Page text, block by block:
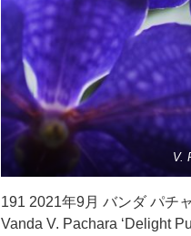
V.
191 2021年9月 バンダ パチ
Vanda V. Pachara ‘Delight